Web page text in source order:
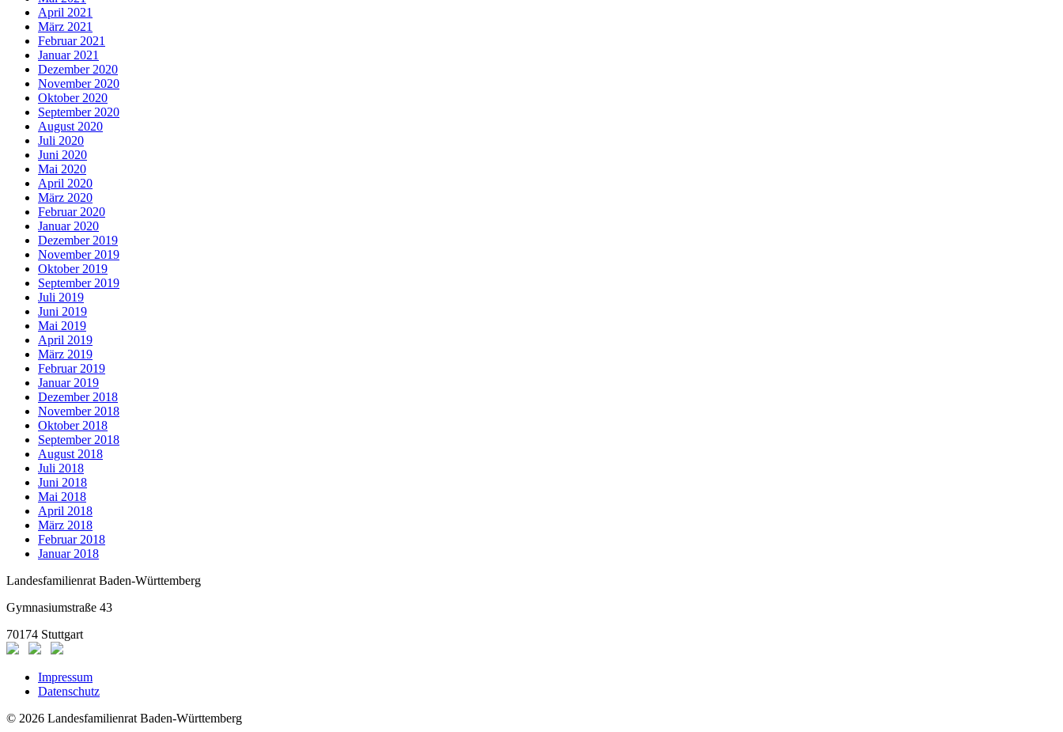
April 2021
März 2021
Februar 2021
Januar 2021
Dezember 2020
November 2020
Oktober 2020
September 2020
August 2020
Juli 2020
Juni 2020
Mai 2020
April 2020
März 2020
Februar 2020
Januar 2020
Dezember 2019
November 2019
Oktober 2019
September 2019
Juli 2019
Juni 2019
Mai 2019
April 2019
März 2019
Februar 2019
Januar 2019
Dezember 2018
November 2018
Oktober 2018
September 2018
August 2018
Juli 2018
Juni 2018
Mai 2018
April 2018
März 2018
Februar 2018
Januar 2018
Landesfamilienrat Baden-Württemberg
Gymnasiumstraße 43
70174 Stuttgart
Impressum
Datenschutz
© 2026 Landesfamilienrat Baden-Württemberg